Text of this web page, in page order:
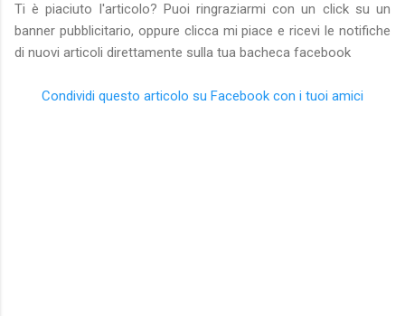
Ti è piaciuto l'articolo? Puoi ringraziarmi con un click su un
banner pubblicitario, oppure clicca mi piace e ricevi le notifiche
di nuovi articoli direttamente sulla tua bacheca facebook
Condividi questo articolo su Facebook con i tuoi amici